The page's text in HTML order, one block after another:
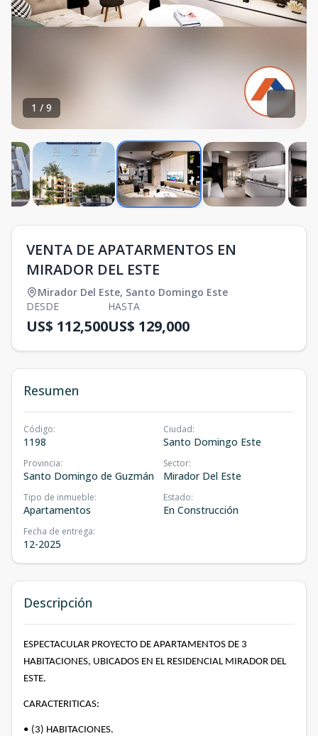
1 / 9
VENTA DE APATARMENTOS EN
MIRADOR DEL ESTE
Mirador Del Este, Santo Domingo Este
DESDE
US$ 112,500
HASTA
US$ 129,000
Resumen
Código:
1198
Ciudad:
Santo Domingo Este
Provincia:
Santo Domingo de Guzmán
Sector:
Mirador Del Este
Tipo de inmueble:
Apartamentos
Estado:
En Construcción
Fecha de entrega:
12-2025
Descripción
ESPECTACULAR PROYECTO DE APARTAMENTOS DE 3
HABITACIONES, UBICADOS EN EL RESIDENCIAL MIRADOR DEL
ESTE.
CARACTERITICAS:
• (3) HABITACIONES.